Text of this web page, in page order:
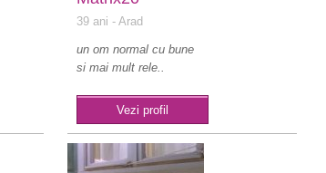
39 ani - Arad
un om normal cu bune
si mai mult rele..
Vezi profil